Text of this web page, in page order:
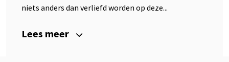
niets anders dan verliefd worden op deze...
Lees meer